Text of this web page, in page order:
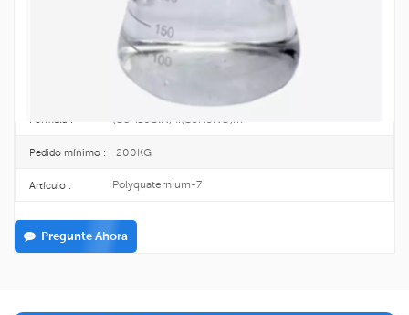
25KG/DRUM
TOPINCHEM®
CHINA
Fórmula : (C8H16ClN)n.(C3H5NO)m
Pedido mínimo : 200KG
Artículo : Polyquaternium-7
Pregunte Ahora